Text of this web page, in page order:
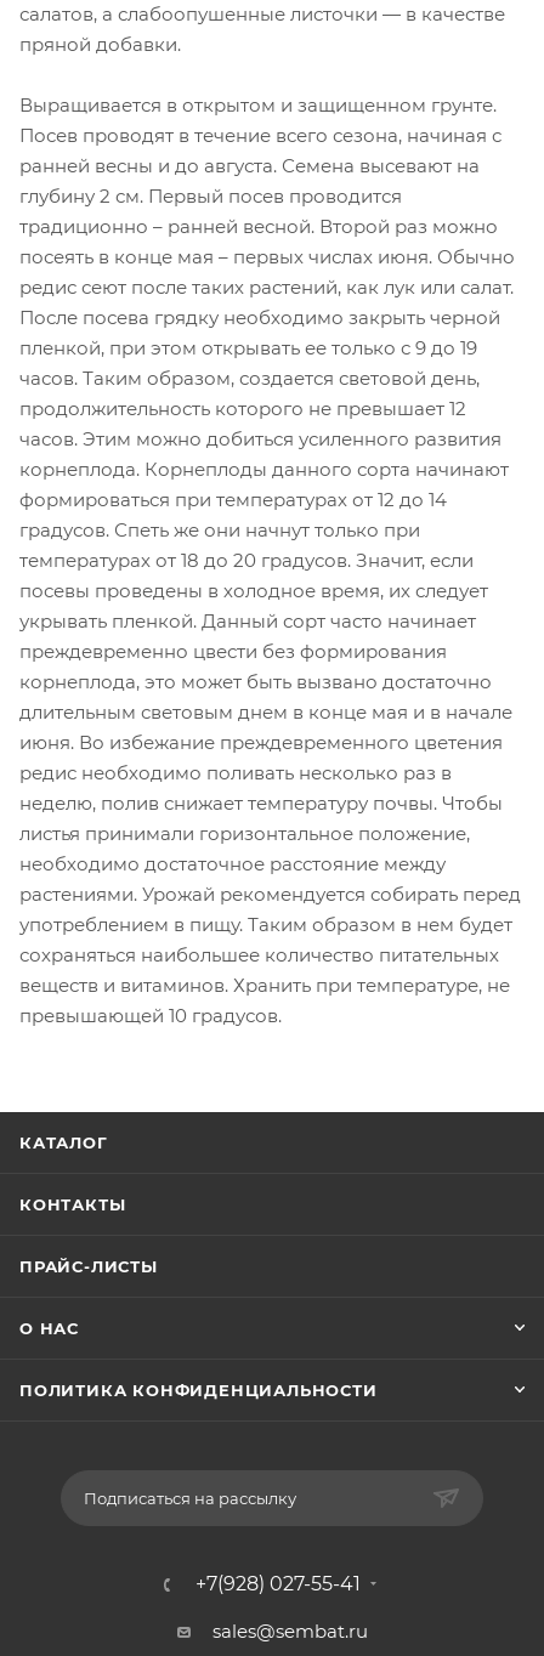
салатов, а слабоопушенные листочки — в качестве
пряной добавки.
Выращивается в открытом и защищенном грунте.
Посев проводят в течение всего сезона, начиная с
ранней весны и до августа. Семена высевают на
глубину 2 см. Первый посев проводится
традиционно – ранней весной. Второй раз можно
посеять в конце мая – первых числах июня. Обычно
редис сеют после таких растений, как лук или салат.
После посева грядку необходимо закрыть черной
пленкой, при этом открывать ее только с 9 до 19
часов. Таким образом, создается световой день,
продолжительность которого не превышает 12
часов. Этим можно добиться усиленного развития
корнеплода. Корнеплоды данного сорта начинают
формироваться при температурах от 12 до 14
градусов. Спеть же они начнут только при
температурах от 18 до 20 градусов. Значит, если
посевы проведены в холодное время, их следует
укрывать пленкой. Данный сорт часто начинает
преждевременно цвести без формирования
корнеплода, это может быть вызвано достаточно
длительным световым днем в конце мая и в начале
июня. Во избежание преждевременного цветения
редис необходимо поливать несколько раз в
неделю, полив снижает температуру почвы. Чтобы
листья принимали горизонтальное положение,
необходимо достаточное расстояние между
растениями. Урожай рекомендуется собирать перед
употреблением в пищу. Таким образом в нем будет
сохраняться наибольшее количество питательных
веществ и витаминов. Хранить при температуре, не
превышающей 10 градусов.
КАТАЛОГ
КОНТАКТЫ
ПРАЙС-ЛИСТЫ
О НАС
ПОЛИТИКА КОНФИДЕНЦИАЛЬНОСТИ
Подписаться на рассылку
+7(928) 027-55-41
sales@sembat.ru